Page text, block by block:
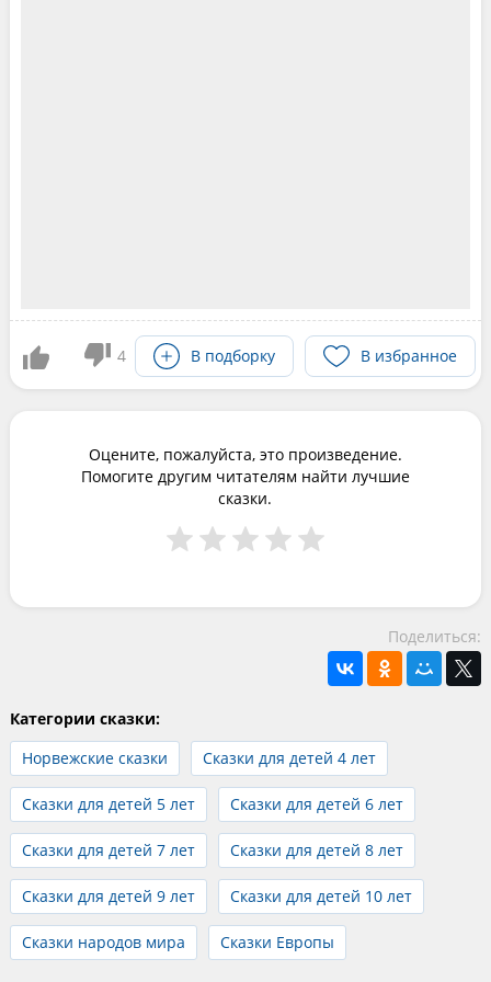
4 В подборку В избранное
Оцените, пожалуйста, это произведение.
Помогите другим читателям найти лучшие
сказки.
Поделиться:
Категории сказки:
Норвежские сказки
Сказки для детей 4 лет
Сказки для детей 5 лет Сказки для детей 6 лет
Сказки для детей 7 лет Сказки для детей 8 лет
Сказки для детей 9 лет Сказки для детей 10 лет
Сказки народов мира Сказки Европы